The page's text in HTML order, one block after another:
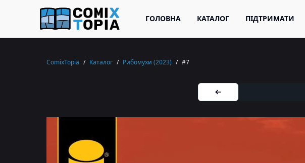
ГОЛОВНА КАТАЛОГ ПІДТРИМАТИ
ComixTopia / Каталог / Рибомухи (2023) / #7